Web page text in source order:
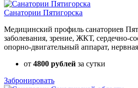
Санатории Пятигорска
Медицинский профиль санаториев
заболевания, зрение, ЖКТ, сердечно-
опорно-двигательный аппарат,
от 4800 рублей за сутки
Забронировать